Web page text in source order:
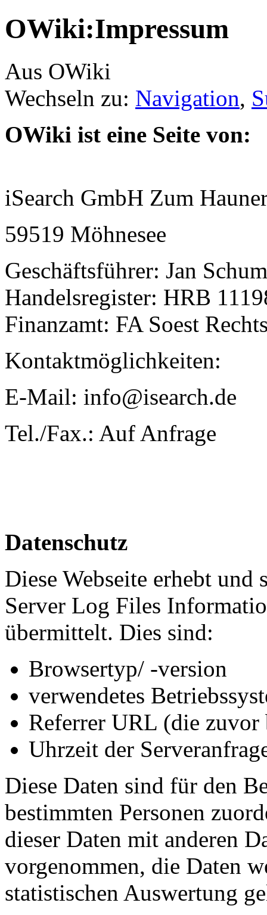
OWiki:Impressum
Aus OWiki
Wechseln zu: Navigation,
OWiki ist eine Seite von:
iSearch GmbH Zum
59519 Möhnesee
Geschäftsführer: Jan
Handelsregister: HRB
Finanzamt: FA Soest
Kontaktmöglichkeiten:
E-Mail: info@isearch.de
Tel./Fax.: Auf Anfrage
Datenschutz
Diese Webseite erhebt
Server Log Files
übermittelt. Dies sind:
Browsertyp/ -version
verwendetes
Referrer URL (die zuvor
Uhrzeit der
Diese Daten sind für den
bestimmten Personen
dieser Daten mit anderen
vorgenommen, die Daten
statistischen Auswertung